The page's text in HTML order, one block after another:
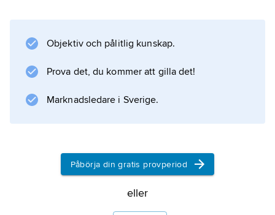
för vita sydafrikaner och rhodesier. Hamnen är
märks bryggerier, skeppsvarv samt cement-,
textil-, möbel- och keramikindustri. Maputo har
universitet (grundat 1962).
Information om artikeln
Objektiv och pålitlig kunskap.
Prova det, du kommer att gilla det!
Marknadsledare i Sverige.
Påbörja din gratis provperiod
eller